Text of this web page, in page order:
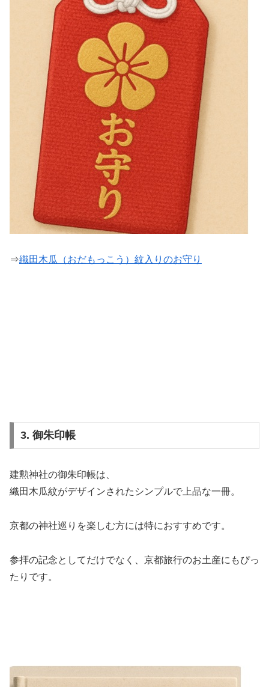
⇒織田木瓜（おだもっこう）紋入りのお守り
3. 御朱印帳
建勲神社の御朱印帳は、
織田木瓜紋がデザインされたシンプルで上品な一冊。
京都の神社巡りを楽しむ方には特におすすめです。
参拝の記念としてだけでなく、京都旅行のお土産にもぴっ
たりです。